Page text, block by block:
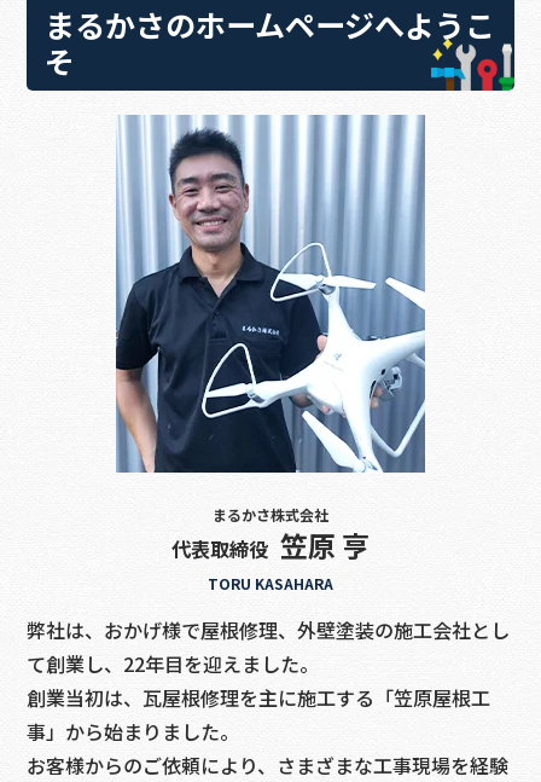
まるかさのホームページへようこ
そ
まるかさ株式会社
代表取締役 笠原 亨
TORU KASAHARA
弊社は、おかげ様で屋根修理、外壁塗装の施工会社とし
て創業し、22年目を迎えました。
創業当初は、瓦屋根修理を主に施工する「笠原屋根工
事」から始まりました。
お客様からのご依頼により、さまざまな工事現場を経験